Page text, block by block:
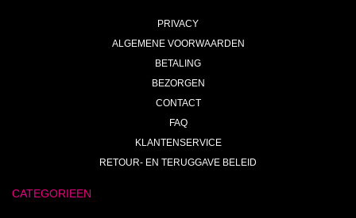
PRIVACY
ALGEMENE VOORWAARDEN
BETALING
BEZORGEN
CONTACT
FAQ
KLANTENSERVICE
RETOUR- EN TERUGGAVE BELEID
CATEGORIEEN